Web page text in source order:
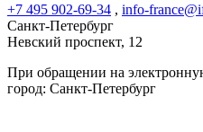
+7 495 902-69-34 , info-
Санкт-Петербург
Невский проспект, 12
При обращении на
город: Санкт-Петербург